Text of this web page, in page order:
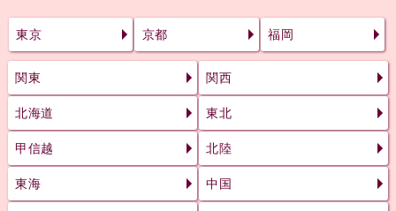
東京 京都 福岡
関東 関西
北海道 東北
甲信越 北陸
東海 中国